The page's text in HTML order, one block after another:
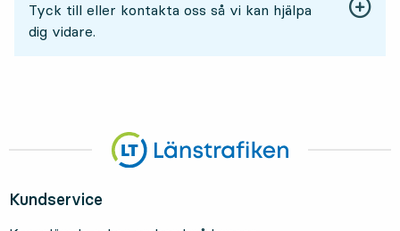
Tyck till eller kontakta oss så vi kan hjälpa
dig vidare.
Kundservice